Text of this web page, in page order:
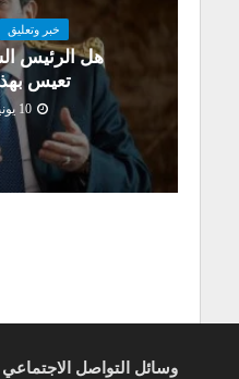
خبر وتعليق
هل الرئيس
تعيس
10 يونيو، 2026
وسائل التواصل الاجتماعي